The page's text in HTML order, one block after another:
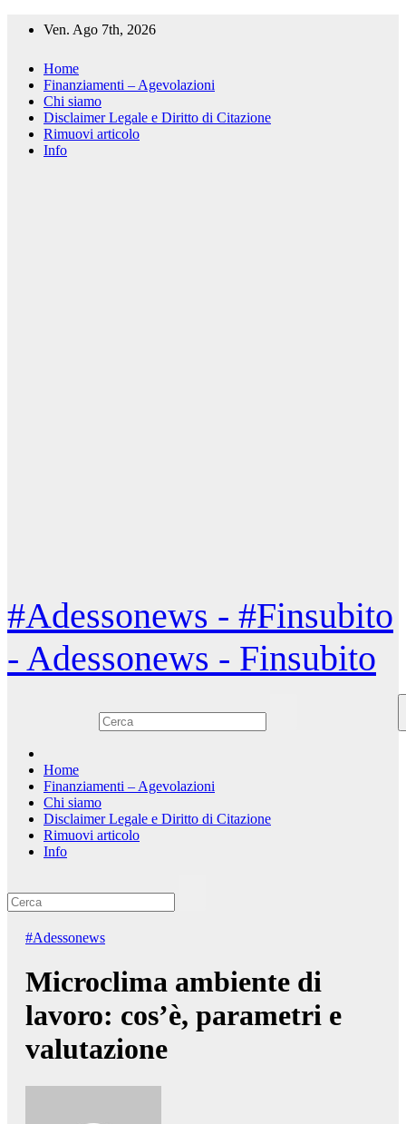
Ven. Ago 7th, 2026
Home
Finanziamenti – Agevolazioni
Chi siamo
Disclaimer Legale e Diritto di Citazione
Rimuovi articolo
Info
#Adessonews - #Finsubito
- Adessonews - Finsubito
Home
Finanziamenti – Agevolazioni
Chi siamo
Disclaimer Legale e Diritto di Citazione
Rimuovi articolo
Info
#Adessonews
Microclima ambiente di
lavoro: cos’è, parametri e
valutazione